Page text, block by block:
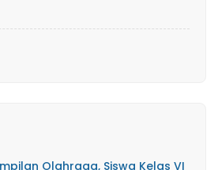
Olahraga, Siswa Kelas VI